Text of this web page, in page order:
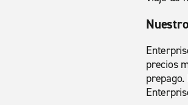
precios